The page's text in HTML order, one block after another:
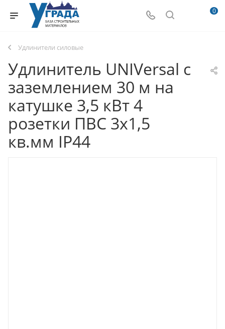
0
Удлинители силовые
Удлинитель UNIVersal с
заземлением 30 м на
катушке 3,5 кВт 4
розетки ПВС 3х1,5
кв.мм IP44